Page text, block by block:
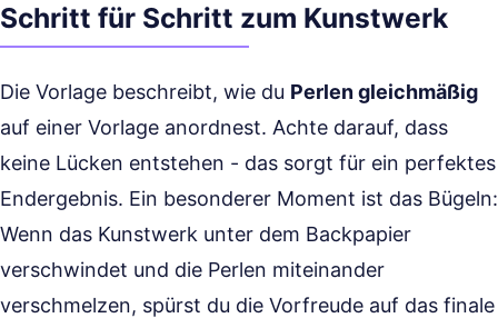
Schritt für Schritt zum Kunstwerk
Die Vorlage beschreibt, wie du Perlen gleichmäßig
auf einer Vorlage anordnest. Achte darauf, dass
keine Lücken entstehen - das sorgt für ein perfektes
Endergebnis. Ein besonderer Moment ist das Bügeln:
Wenn das Kunstwerk unter dem Backpapier
verschwindet und die Perlen miteinander
verschmelzen, spürst du die Vorfreude auf das finale